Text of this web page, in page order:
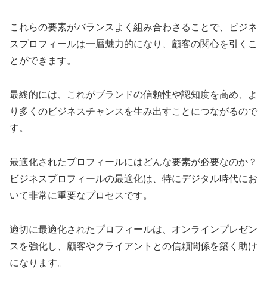
これらの要素がバランスよく組み合わさることで、ビジネ
スプロフィールは一層魅力的になり、顧客の関心を引くこ
とができます。
最終的には、これがブランドの信頼性や認知度を高め、よ
り多くのビジネスチャンスを生み出すことにつながるので
す。
最適化されたプロフィールにはどんな要素が必要なのか？
ビジネスプロフィールの最適化は、特にデジタル時代にお
いて非常に重要なプロセスです。
適切に最適化されたプロフィールは、オンラインプレゼン
スを強化し、顧客やクライアントとの信頼関係を築く助け
になります。